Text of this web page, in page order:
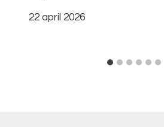
22 april 2026